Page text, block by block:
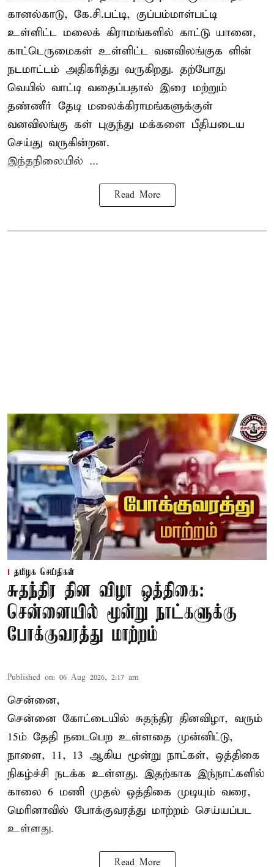
கானல்காடு, கே.சி.பட்டி, குப்பம்மாள்பட்டி
உள்ளிட்ட மலைக் கிராமங்களில் காட்டு யானை,
காட்டெருமைகள் உள்ளிட்ட வனவிலங்குக ளின்
நடமாட்டம் அதிகரித்து வருகிறது. தற்போது
வெயில் வாட்டி வதைப்பதால் இரை மற்றும்
தண்ணீர் தேடி மலைக்கிராமங்களுக்குள்
வனவிலங்கு கள் புகுந்து மக்களை பீதியடைய
செய்து வருகின்றன.
இந்தநிலையில் ...
Read More
தமிழக செய்திகள்
சுதந்திர தின விழா ஒத்திகை:
சென்னையில் மூன்று நாட்களுக்கு
போக்குவரத்து மாற்றம்
Published on: 06 Aug 2026, 2:17 am
சென்னை,
சென்னை கோட்டையில் சுதந்திர தினவிழா, வரும்
15ம் தேதி நடைபெற உள்ளதை முன்னிட்டு,
நாளை, 11, 13 ஆகிய மூன்று நாட்கள், ஒத்திகை
நிகழ்ச்சி நடக்க உள்ளது. இதற்காக இந்நாட்களில்
காலை 6 மணி முதல் ஒத்திகை முடியும் வரை,
மெரினாவில் போக்குவரத்து மாற்றம் செய்யப்பட
உள்ளது.
Read More